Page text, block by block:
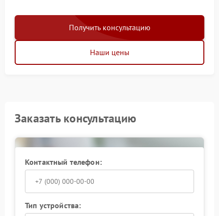
Получить консультацию
Наши цены
Заказать консультацию
Контактный телефон:
Тип устройства: